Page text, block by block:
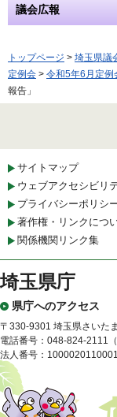
議会広報
トップページ > 埼玉県議
定例会 > 令和5年6月定例
報告」
サイトマップ
ウェブアクセシビリ
プライバシーポリシ
著作権・リンクにつ
関係機関リンク集
埼玉県庁
県庁へのアクセス
〒330-9301 埼玉県さいた
電話番号：048-824-2111（
法人番号：1000020110001